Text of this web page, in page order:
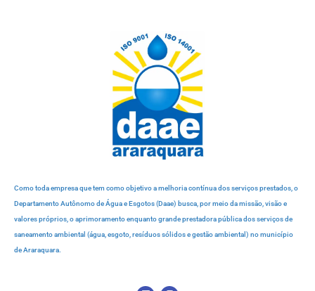
Como toda empresa que tem como objetivo a melhoria contínua dos serviços prestados, o
Departamento Autônomo de Água e Esgotos (Daae) busca, por meio da missão, visão e
valores próprios, o aprimoramento enquanto grande prestadora pública dos serviços de
saneamento ambiental (água, esgoto, resíduos sólidos e gestão ambiental) no município
de Araraquara.